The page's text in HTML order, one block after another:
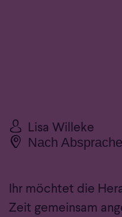
Von:Lisa Willeke
Ort:Nach Absprache
Ihr möchtet die
Zeit gemeinsam